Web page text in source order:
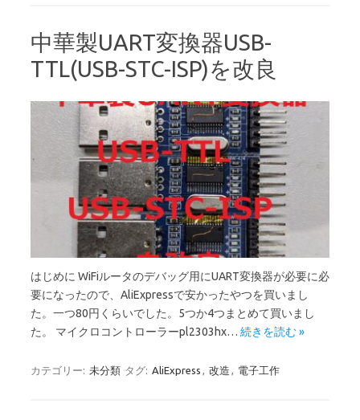
中華製UART変換器USB-
TTL(USB-STC-ISP)を改良
はじめに WiFiルータのデバッグ用にUART変換器が必要に必
要になったので、AliExpressで安かったやつを買いまし
た。一つ80円くらいでした。5つか4つまとめて買いまし
た。 マイクロコントローラーpl2303hx… 続きを読む »
カテゴリー: 未分類 タグ: AliExpress , 改造 , 電子工作